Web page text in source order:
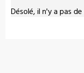
Désolé, il n'y a pas